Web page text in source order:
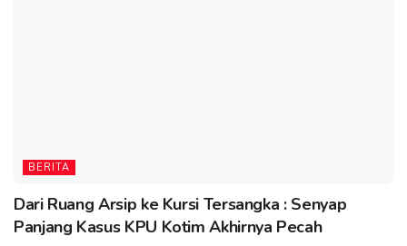
BERITA
Dari Ruang Arsip ke Kursi Tersangka : Senyap
Panjang Kasus KPU Kotim Akhirnya Pecah